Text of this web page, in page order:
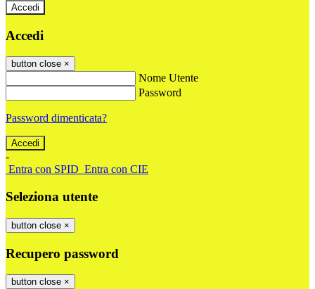
Accedi
Accedi
button close ×
Nome Utente
Password
Password dimenticata?
-
Entra con SPID Entra con CIE
Seleziona utente
button close ×
Recupero password
button close ×